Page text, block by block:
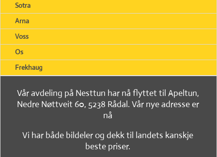
Sotra
Arna
Voss
Os
Frekhaug
Vår avdeling på Nesttun har nå flyttet til Apeltun,
Nedre Nøttveit 60, 5238 Rådal. Vår nye adresse er
nå
Vi har både bildeler og dekk til landets kanskje
beste priser.